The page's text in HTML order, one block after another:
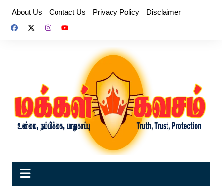
content
About Us Contact Us Privacy Policy Disclaimer